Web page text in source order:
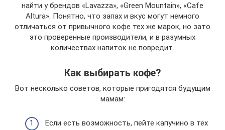
найти у брендов «Lavazza», «Green Mountain», «Cafe
Altura». Понятно, что запах и вкус могут немного
отличаться от привычного кофе тех же марок, но зато
это проверенные производители, и в разумных
количествах напиток не повредит.
Как выбирать кофе?
Вот несколько советов, которые пригодятся будущим
мамам:
Если есть возможность, пейте капучино в тех